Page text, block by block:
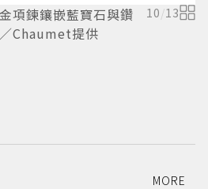
項鍊鑲嵌藍寶石與鑽
Chaumet提供
10/13
MORE